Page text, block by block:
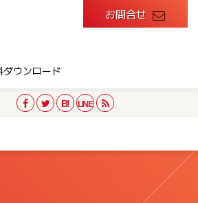
ダウンロード
お問合せ